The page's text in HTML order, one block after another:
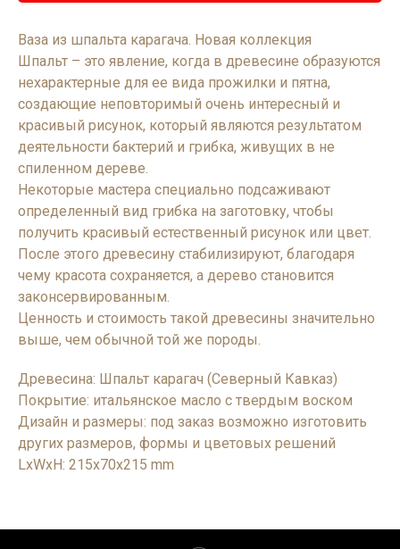
Ваза из шпальта карагача. Новая коллекция
Шпальт – это явление, когда в древесине образуются
нехарактерные для ее вида прожилки и пятна,
создающие неповторимый очень интересный и
красивый рисунок, который являются результатом
деятельности бактерий и грибка, живущих в не
спиленном дереве.
Некоторые мастера специально подсаживают
определенный вид грибка на заготовку, чтобы
получить красивый естественный рисунок или цвет.
После этого древесину стабилизируют, благодаря
чему красота сохраняется, а дерево становится
законсервированным.
Ценность и стоимость такой древесины значительно
выше, чем обычной той же породы.
Древесина: Шпальт карагач (Северный Кавказ)
Покрытие: итальянское масло с твердым воском
Дизайн и размеры: под заказ возможно изготовить
других размеров, формы и цветовых решений
LxWxH: 215x70x215 mm